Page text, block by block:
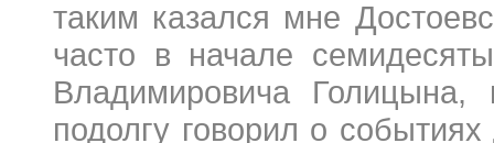
таким казался мне
часто в начале
Владимировича
подолгу говорил о